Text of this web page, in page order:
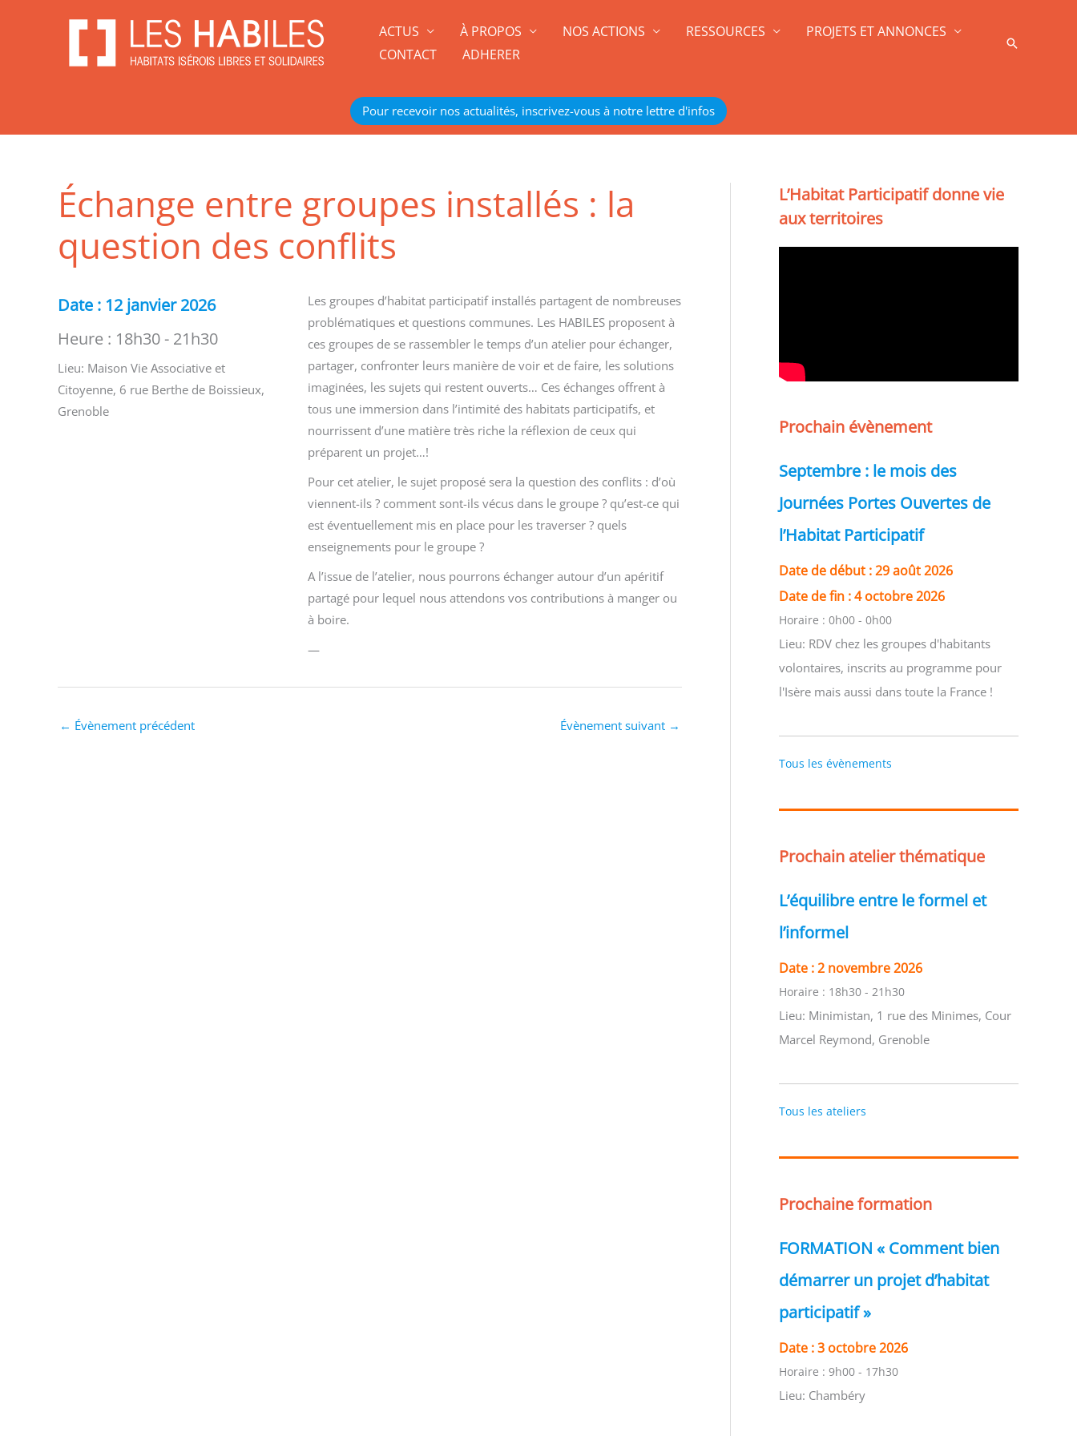
ACTUS À PROPOS NOS ACTIONS RESSOURCES
PROJETS ET ANNONCES
CONTACT
ADHERER
Pour recevoir nos actualités, inscrivez-vous à notre lettre d'infos
Échange entre groupes installés : la
question des conflits
Date : 12 janvier 2026
Heure : 18h30 - 21h30
Lieu: Maison Vie Associative et
Citoyenne, 6 rue Berthe de Boissieux,
Grenoble
Les groupes d’habitat participatif installés partagent de nombreuses
problématiques et questions communes. Les HABILES proposent à
ces groupes de se rassembler le temps d’un atelier pour échanger,
partager, confronter leurs manière de voir et de faire, les solutions
imaginées, les sujets qui restent ouverts… Ces échanges offrent à
tous une immersion dans l’intimité des habitats participatifs, et
nourrissent d’une matière très riche la réflexion de ceux qui
préparent un projet…!
Pour cet atelier, le sujet proposé sera la question des conflits : d’où
viennent-ils ? comment sont-ils vécus dans le groupe ? qu’est-ce qui
est éventuellement mis en place pour les traverser ? quels
enseignements pour le groupe ?
A l’issue de l’atelier, nous pourrons échanger autour d’un apéritif
partagé pour lequel nous attendons vos contributions à manger ou
à boire.
—
← Évènement précédent Évènement suivant →
L’Habitat Participatif donne vie
aux territoires
Prochain évènement
Septembre : le mois des
Journées Portes Ouvertes de
l’Habitat Participatif
Date de début :29 août 2026
Date de fin :4 octobre 2026
Horaire : 0h00 - 0h00
Lieu: RDV chez les groupes d'habitants
volontaires, inscrits au programme pour
l'Isère mais aussi dans toute la France !
Tous les évènements
Prochain atelier thématique
L’équilibre entre le formel et
l’informel
Date :2 novembre 2026
Horaire : 18h30 - 21h30
Lieu: Minimistan, 1 rue des Minimes, Cour
Marcel Reymond, Grenoble
Tous les ateliers
Prochaine formation
FORMATION « Comment bien
démarrer un projet d’habitat
participatif »
Date :3 octobre 2026
Horaire : 9h00 - 17h30
Lieu: Chambéry